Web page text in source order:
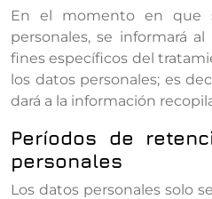
En el momento en que
personales, se informará
fines específicos del
los datos personales; es
dará a la información
Períodos de
personales
Los datos personales solo